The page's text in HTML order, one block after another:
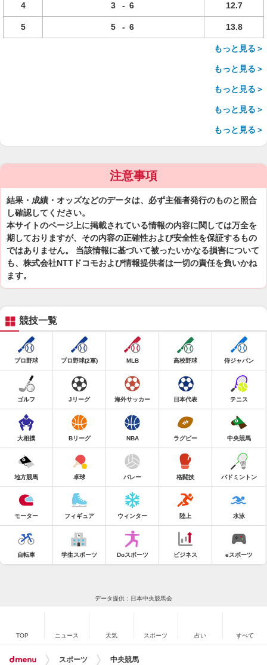
4 3 - 6 12.7
5 5 - 6 13.8
もっと見る＞
もっと見る＞
もっと見る＞
もっと見る＞
もっと見る＞
注意事項
結果・成績・オッズなどのデータは、必ず主催者発行のものと照合
し確認してください。
本サイトのページ上に掲載されている情報の内容に関しては万全を
期しておりますが、その内容の正確性および安全性を保証するもの
ではありません。 当該情報に基づいて被ったいかなる損害について
も、株式会社NTTドコモおよび情報提供者は一切の責任を負いかね
ます。
競技一覧
プロ野球 プロ野球(2軍) MLB 高校野球 侍ジャパン
ゴルフ Jリーグ 海外サッカー 日本代表 テニス
大相撲 Bリーグ NBA ラグビー 中央競馬
地方競馬 卓球 バレー 格闘技 バドミントン
モーター フィギュア ウィンター 陸上 水泳
自転車 学生スポーツ Doスポーツ ビジネス eスポーツ
データ提供：日本中央競馬会
TOP ニュース 天気 スポーツ 占い すべて
スポーツ 中央競馬